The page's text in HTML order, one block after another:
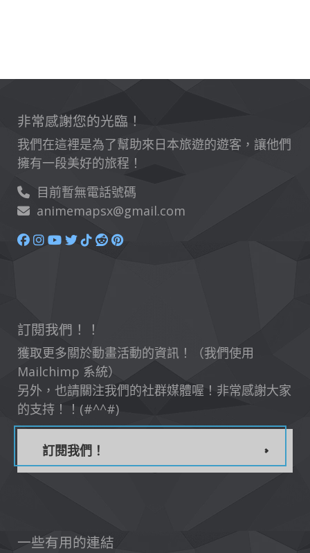
非常感謝您的光臨！
我們在這裡是為了幫助來日本旅遊的遊客，讓他們
擁有一段美好的旅程！
目前暫無電話號碼
animemapsx@gmail.com
訂閱我們！！
獲取更多關於動畫活動的資訊！（我們使用
Mailchimp 系統）
另外，也請關注我們的社群媒體喔！非常感謝大家
的支持！！(#^^#)
訂閱我們！
一些有用的連結